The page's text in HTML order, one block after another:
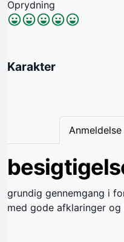
Oprydning
Karakter
Anmeldelse
grundig gennemgang i
med gode afklaringer og